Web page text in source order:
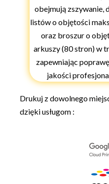
obejmują zszywanie,
listów o objętości
oraz broszur o
arkuszy (80 stron) w
zapewniając
jakości
Drukuj z dowolnego
dzięki usługom :